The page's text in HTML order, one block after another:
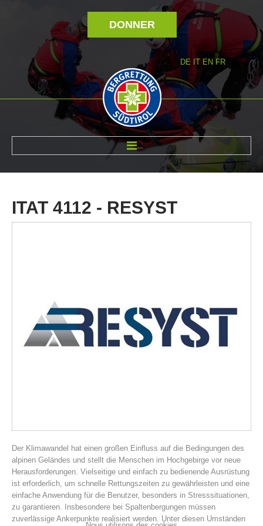
DONNER
DE IT EN FR
ITAT 4112 - RESYST
Der Klimawandel hat einen großen Einfluss auf die Bedingungen des
alpinen Geländes und stellt die Menschen im Hochgebirge vor neue
Herausforderungen. Vielseitige und einfach zu bedienende Ausrüstung
ist erforderlich, um schnelle Rettungszeiten zu gewährleisten und eine
einfache Anwendung für die Benutzer, besonders in Stresssituationen,
zu garantieren. Insbesondere bei Spaltenbergungen müssen
zuverlässige Ankerpunkte realisiert werden. Unter diesen Umständen